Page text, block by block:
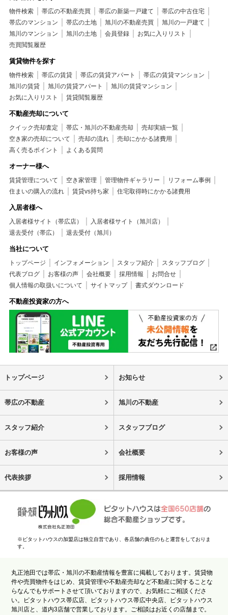
物件検索 帯広の不動産売買 帯広の新築一戸建て
帯広の中古住宅
帯広のマンション
帯広の土地 旭川の不動産売買
旭川の一戸建て
旭川のマンション
旭川の土地 会員登録
お気に入りリスト
売買閲覧履歴
賃貸物件を探す
物件検索 帯広の賃貸 帯広の賃貸アパート
帯広の賃貸マンション
旭川の賃貸
旭川の賃貸アパート
旭川の賃貸マンション
お気に入りリスト
賃貸閲覧履歴
不動産売却について
クイック売却査定 帯広・旭川の不動産売却
売却実績一覧
空き家の売却について
売却の流れ
売却にかかる諸費用
高く売るポイント
よくある質問
オーナー様へ
賃貸管理について 空き家管理 管理物件ギャラリー
リフォーム事例
住まいの購入の流れ
賃貸vs持ち家 住宅取得時にかかる諸費用
入居者様へ
入居者様サイト（帯広店）
入居者様サイト（旭川店）
退去受付（帯広）
退去受付（旭川）
当社について
トップページ インフォメーション スタッフ紹介
スタッフブログ
代表ブログ
お客様の声 会社概要 採用情報
お問合せ
個人情報の取扱いについて
サイトマップ 書式ダウンロード
不動産投資家の方へ
トップページ お知らせ
帯広の不動産 旭川の不動産
スタッフ紹介 スタッフブログ
お客様の声 会社概要
代表挨拶 採用情報
※ピタットハウスの加盟店は独立自営であり、各店舗の責任のもと運営をしておりま
す。
丸正池田では帯広・旭川の不動産情報を豊富に掲載しております。賃貸物
件や売買物件をはじめ、賃貸管理や不動産売却など不動産に関することな
らなんでもサポートさせて頂いておりますので、お気軽にご相談くださ
い。ピタットハウス帯広店、ピタットハウス帯広中央店、ピタットハウス
旭川店と、道内3店舗で営業しております。ご相談はお近くの店舗まで。